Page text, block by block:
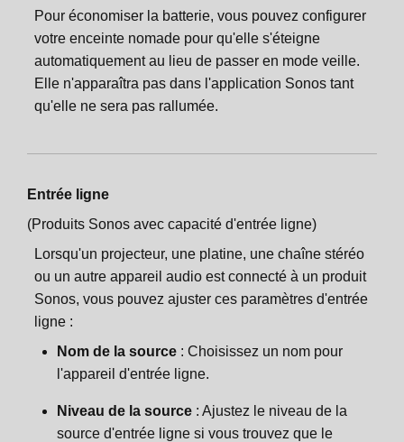
Pour économiser la batterie, vous pouvez configurer
votre enceinte nomade pour qu'elle s'éteigne
automatiquement au lieu de passer en mode veille.
Elle n'apparaîtra pas dans l'application Sonos tant
qu'elle ne sera pas rallumée.
Entrée ligne
(Produits Sonos avec capacité d'entrée ligne)
Lorsqu'un projecteur, une platine, une chaîne stéréo
ou un autre appareil audio est connecté à un produit
Sonos, vous pouvez ajuster ces paramètres d'entrée
ligne :
Nom de la source : Choisissez un nom pour
l'appareil d'entrée ligne.
Niveau de la source : Ajustez le niveau de la
source d'entrée ligne si vous trouvez que le